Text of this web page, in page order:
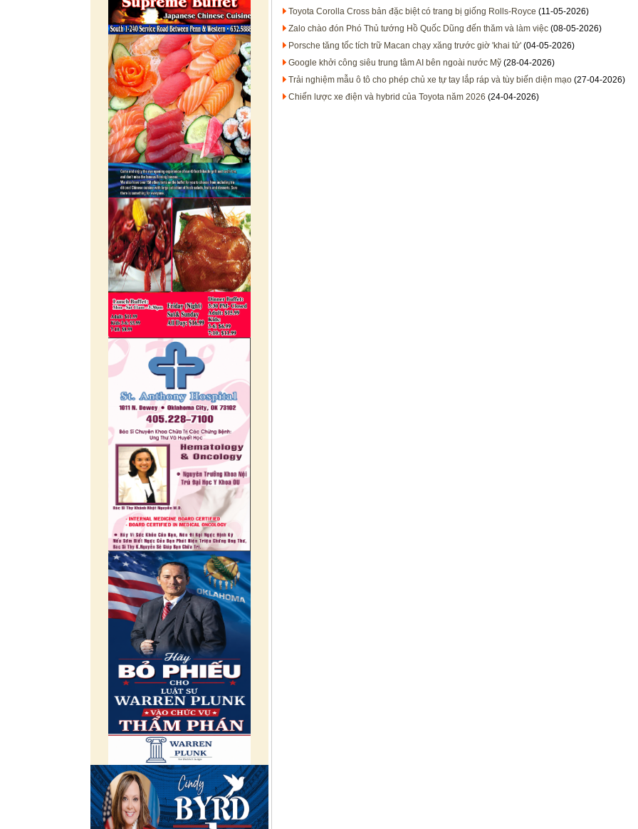
Toyota Corolla Cross bản đặc biệt có trang bị giống Rolls-Royce (11-05-2026)
Zalo chào đón Phó Thủ tướng Hồ Quốc Dũng đến thăm và làm việc (08-05-2026)
Porsche tăng tốc tích trữ Macan chạy xăng trước giờ 'khai tử' (04-05-2026)
Google khởi công siêu trung tâm AI bên ngoài nước Mỹ (28-04-2026)
Trải nghiệm mẫu ô tô cho phép chủ xe tự tay lắp ráp và tùy biến diện mạo (27-04-2026)
Chiến lược xe điện và hybrid của Toyota năm 2026 (24-04-2026)